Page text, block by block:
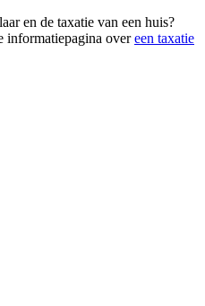
en de taxatie van een huis?
informatiepagina overeen taxatie